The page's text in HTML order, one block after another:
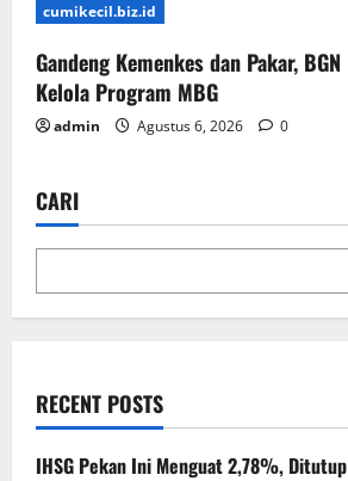
cumikecil.biz.id
Gandeng Kemenkes dan Pakar,
Kelola Program MBG
admin Agustus 6, 2026 0
CARI
RECENT POSTS
IHSG Pekan Ini Menguat 2,78%,